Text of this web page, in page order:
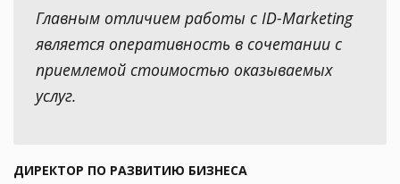
Главным отличием работы с ID-Marketing
является оперативность в сочетании с
приемлемой стоимостью оказываемых
услуг.
ДИРЕКТОР ПО РАЗВИТИЮ БИЗНЕСА